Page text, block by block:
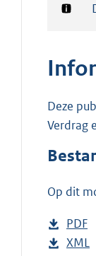
Deze
Verdrag
Op dit
D
o
PDF
e
D
XML